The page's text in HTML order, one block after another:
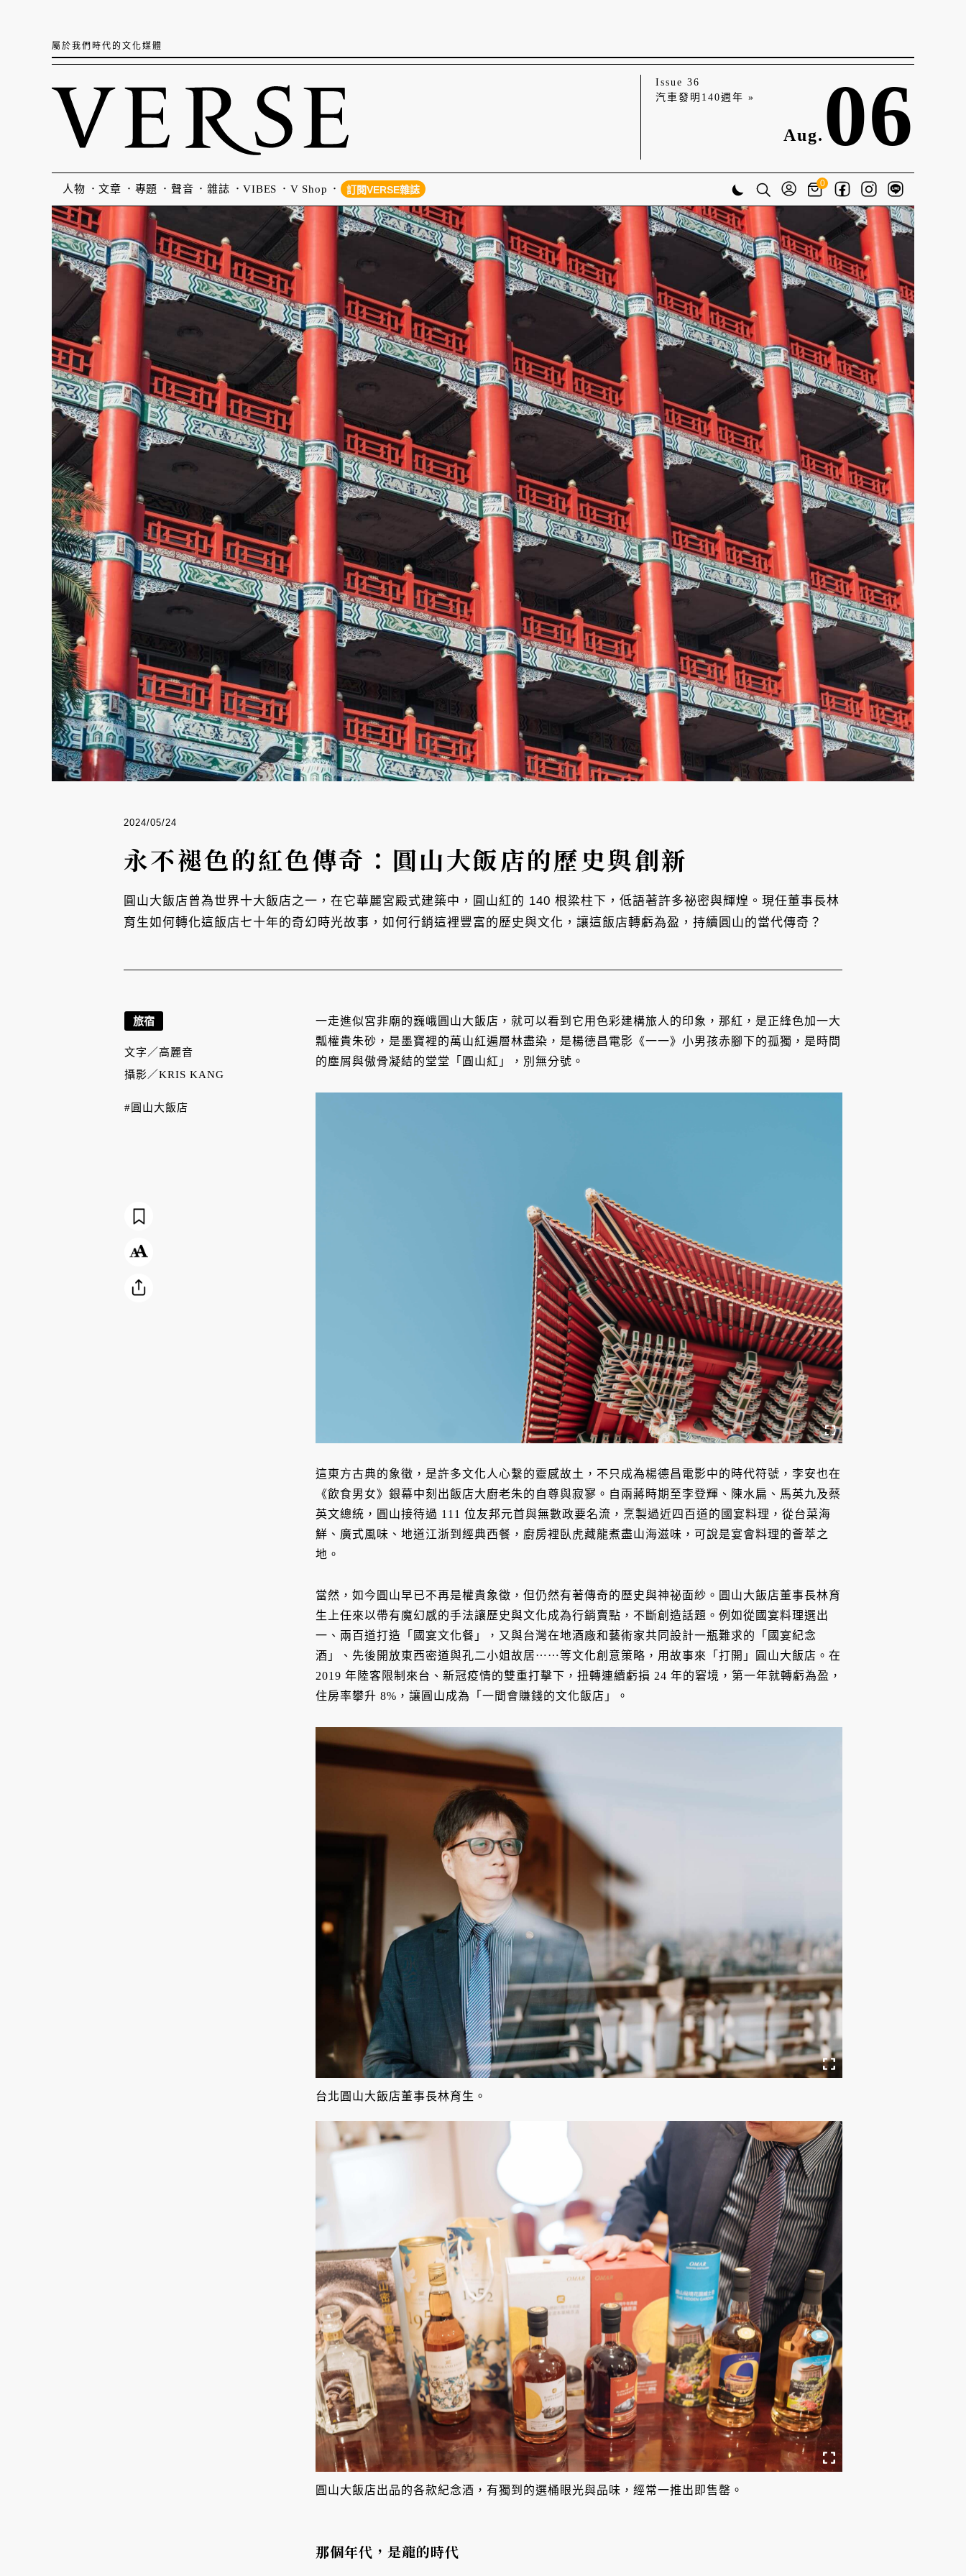
屬於我們時代的文化媒體
Issue 36
汽車發明140週年 »
Aug. 06
人物 文章 專題 聲音 雜誌 VIBES V Shop 訂閱VERSE雜誌
0
2024/05/24
永不褪色的紅色傳奇：圓山大飯店的歷史與創新
圓山大飯店曾為世界十大飯店之一，在它華麗宮殿式建築中，圓山紅的 140 根梁柱下，低語著許多祕密與輝煌。現任董事長林
育生如何轉化這飯店七十年的奇幻時光故事，如何行銷這裡豐富的歷史與文化，讓這飯店轉虧為盈，持續圓山的當代傳奇？
一走進似宮非廟的巍峨圓山大飯店，就可以看到它用色彩建構旅人的印象，那紅，是正綘色加一大
瓢權貴朱砂，是墨寶裡的萬山紅遍層林盡染，是楊德昌電影《一一》小男孩赤腳下的孤獨，是時間
的塵屑與傲骨凝結的堂堂「圓山紅」，別無分號。
這東方古典的象徵，是許多文化人心繫的靈感故土，不只成為楊德昌電影中的時代符號，李安也在
《飲食男女》銀幕中刻出飯店大廚老朱的自尊與寂寥。自兩蔣時期至李登輝、陳水扁、馬英九及蔡
英文總統，圓山接待過 111 位友邦元首與無數政要名流，烹製過近四百道的國宴料理，從台菜海
鮮、廣式風味、地道江浙到經典西餐，廚房裡臥虎藏龍煮盡山海滋味，可說是宴會料理的薈萃之
地。
當然，如今圓山早已不再是權貴象徵，但仍然有著傳奇的歷史與神祕面紗。圓山大飯店董事長林育
生上任來以帶有魔幻感的手法讓歷史與文化成為行銷賣點，不斷創造話題。例如從國宴料理選出
一、兩百道打造「國宴文化餐」，又與台灣在地酒廠和藝術家共同設計一瓶難求的「國宴紀念
酒」、先後開放東西密道與孔二小姐故居⋯⋯等文化創意策略，用故事來「打開」圓山大飯店。在
2019 年陸客限制來台、新冠疫情的雙重打擊下，扭轉連續虧損 24 年的窘境，第一年就轉虧為盈，
住房率攀升 8%，讓圓山成為「一間會賺錢的文化飯店」。
台北圓山大飯店董事長林育生。
圓山大飯店出品的各款紀念酒，有獨到的選桶眼光與品味，經常一推出即售罄。
那個年代，是龍的時代
旅宿
文字／高麗音
攝影／KRIS KANG
#圓山大飯店